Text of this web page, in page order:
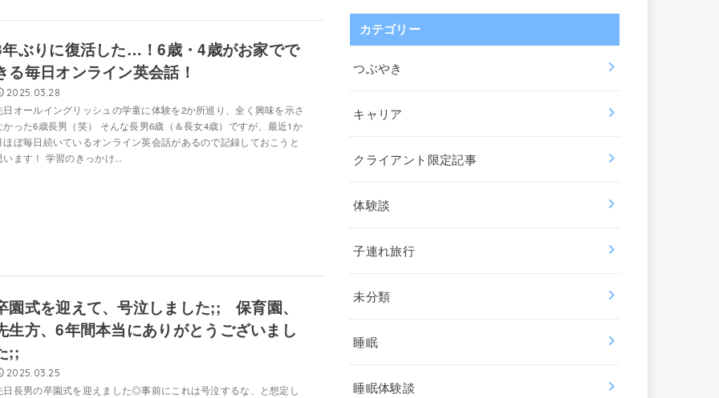
ぶりに復活した…！6歳・4歳がお家でで
る毎日オンライン英会話！
2025.03.28
日オールイングリッシュの学童に体験を2か所巡り、全く興味を示さ
かった6歳長男（笑） そんな長男6歳（＆長女4歳）ですが、最近1か
ほぼ毎日続いているオンライン英会話があるので記録しておこうと
います！ 学習のきっかけ...
園式を迎えて、号泣しました;; 保育園、
生方、6年間本当にありがとうございまし
;;
2025.03.25
日長男の卒園式を迎えました◎事前にこれは号泣するな、と想定し
カテゴリー
つぶやき
キャリア
クライアント限定記事
体験談
子連れ旅行
未分類
睡眠
睡眠体験談